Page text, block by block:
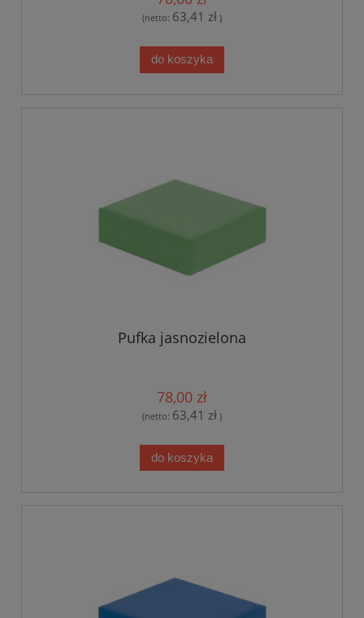
(netto: 63,41 zł )
do koszyka
Pufka jasnozielona
78,00 zł
(netto: 63,41 zł )
do koszyka